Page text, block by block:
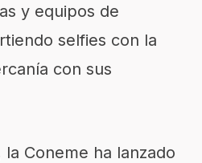
y equipos de
selfies con la
con sus
Coneme ha lanzado